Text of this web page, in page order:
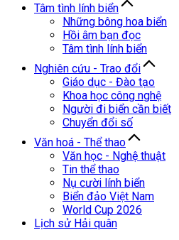
Tâm tình lính biển
Những bông hoa biển
Hồi âm bạn đọc
Tâm tình lính biển
Nghiên cứu - Trao đổi
Giáo dục - Đào tạo
Khoa học công nghệ
Người đi biển cần biết
Chuyển đổi số
Văn hoá - Thể thao
Văn học - Nghệ thuật
Tin thể thao
Nụ cười lính biển
Biển đảo Việt Nam
World Cup 2026
Lịch sử Hải quân